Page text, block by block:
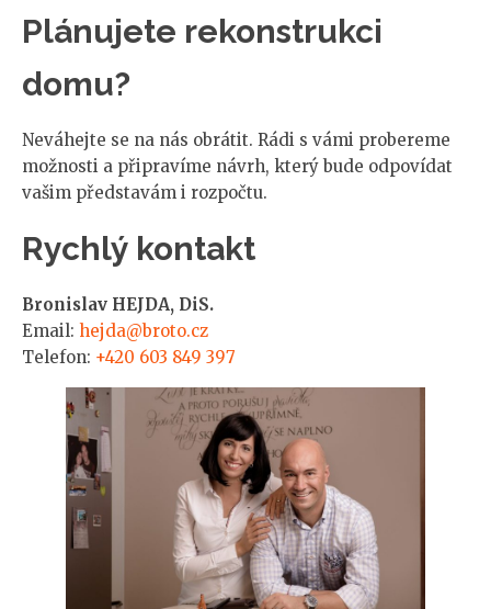
Plánujete rekonstrukci
domu?
Neváhejte se na nás obrátit. Rádi s vámi probereme
možnosti a připravíme návrh, který bude odpovídat
vašim představám i rozpočtu.
Rychlý kontakt
Bronislav HEJDA, DiS.
Email: hejda@broto.cz
Telefon: +420 603 849 397